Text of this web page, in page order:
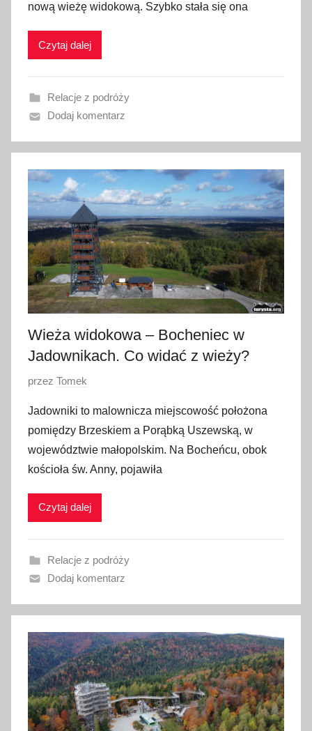
l
i
a
n
1
1
s
i
e
r
p
n
i
2
0
4
nową wieżę widokową. Szybko stała się ona
Czytaj dalej
Relacje z podróży
Dodaj komentarz
Wieża widokowa – Bocheniec w
Jadownikach. Co widać z wieży?
O
u
b
l
i
w
n
o
l
i
s
t
o
p
a
przez Tomek
Jadowniki to malownicza miejscowość położona
pomiędzy Brzeskiem a Porąbką Uszewską, w
województwie małopolskim. Na Bocheńcu, obok
kościoła św. Anny, pojawiła
Czytaj dalej
Relacje z podróży
Dodaj komentarz